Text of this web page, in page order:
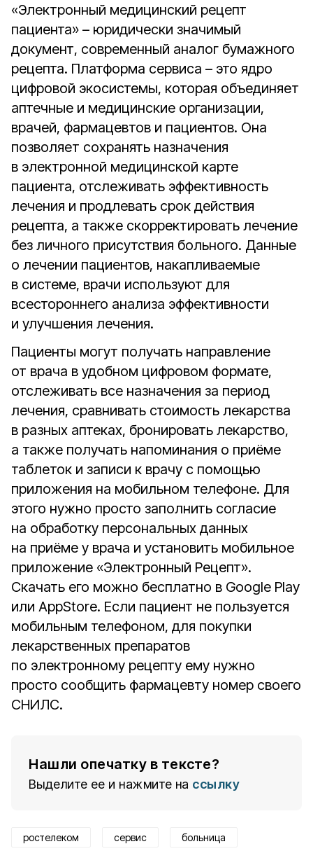
«Электронный медицинский рецепт
пациента» – юридически значимый
документ, современный аналог бумажного
рецепта. Платформа сервиса – это ядро
цифровой экосистемы, которая объединяет
аптечные и медицинские организации,
врачей, фармацевтов и пациентов. Она
позволяет сохранять назначения
в электронной медицинской карте
пациента, отслеживать эффективность
лечения и продлевать срок действия
рецепта, а также скорректировать лечение
без личного присутствия больного. Данные
о лечении пациентов, накапливаемые
в системе, врачи используют для
всестороннего анализа эффективности
и улучшения лечения.
Пациенты могут получать направление
от врача в удобном цифровом формате,
отслеживать все назначения за период
лечения, сравнивать стоимость лекарства
в разных аптеках, бронировать лекарство,
а также получать напоминания о приёме
таблеток и записи к врачу c помощью
приложения на мобильном телефоне. Для
этого нужно просто заполнить согласие
на обработку персональных данных
на приёме у врача и установить мобильное
приложение «Электронный Рецепт».
Скачать его можно бесплатно в Google Play
или AppStore. Если пациент не пользуется
мобильным телефоном, для покупки
лекарственных препаратов
по электронному рецепту ему нужно
просто сообщить фармацевту номер своего
СНИЛС.
Нашли опечатку в тексте?
Выделите ее и нажмите на ссылку
ростелеком сервис больница